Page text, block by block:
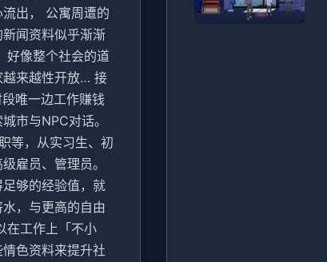
出， 公寓周遭的
闻资料似乎渐渐
好像整个社会的道
越来越性开放… 接
唯一边工作赚钱
市与NPC对话。
等，从实习生、初
雇员、管理员。
够的经验值，就
，与更高的自由
在工作上「不小
色资料来提升社